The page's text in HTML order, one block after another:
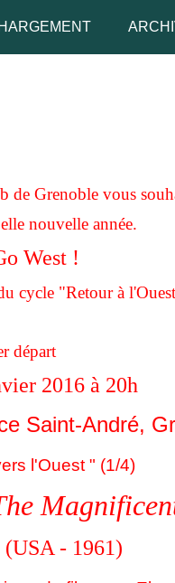
de Grenoble vous
nouvelle année.
West !
cycle "Retour à
départ
2016 à 20h
Saint-André,
l'Ouest " (1/4)
(USA - 1961)